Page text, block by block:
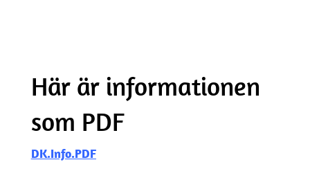
Här är informationen
som PDF
DK.Info.PDF